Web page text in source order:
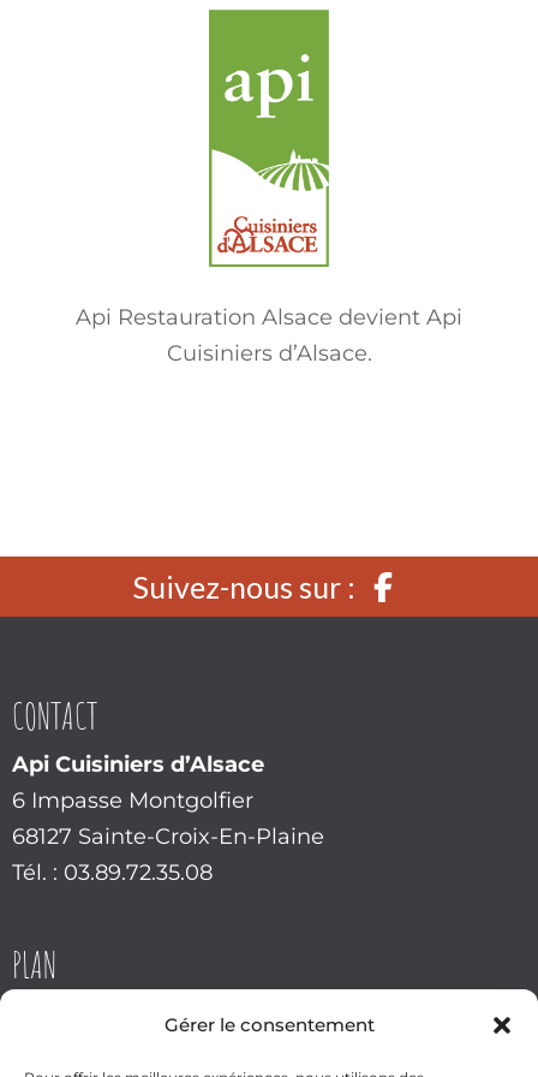
Gérer le consentement
Api Restauration Alsace devient Api
Cuisiniers d’Alsace.
Suivez-nous sur :
CONTACT
Api Cuisiniers d’Alsace
6 Impasse Montgolfier
68127 Sainte-Croix-En-Plaine
Tél. : 03.89.72.35.08
PLAN